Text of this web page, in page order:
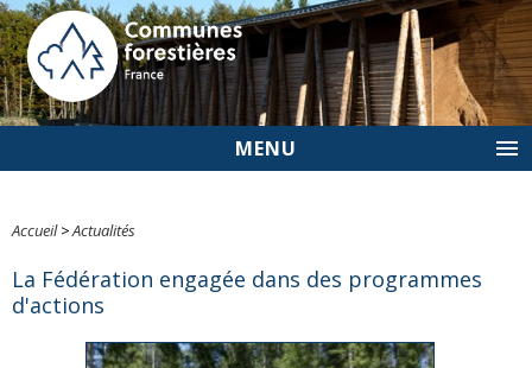
MENU
Accueil>Actualités
La Fédération engagée dans des programmes
d'actions